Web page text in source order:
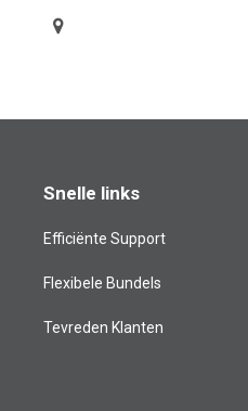
Snelle links
Efficiënte Support
Flexibele Bundels
Tevreden Klanten